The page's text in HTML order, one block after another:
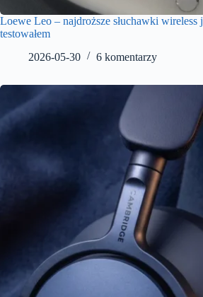
Loewe Leo – najdroższe słuchawki wireless
testowałem
2026-05-30
6 komentarzy